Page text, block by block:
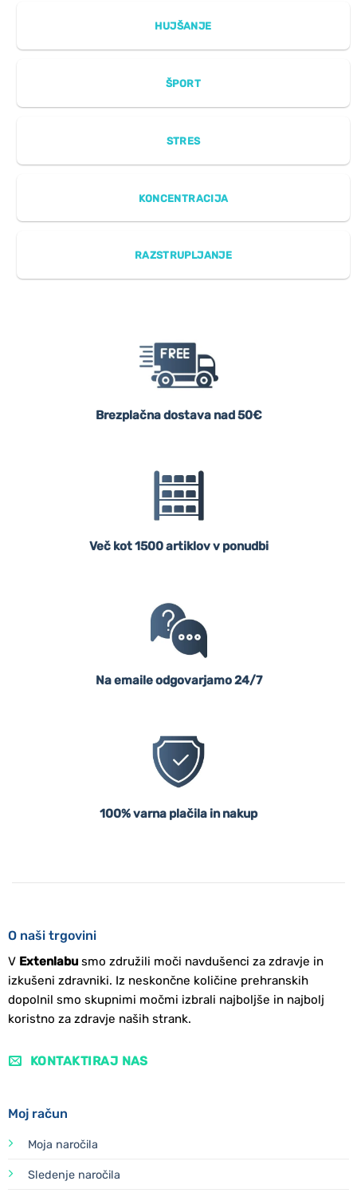
HUJŠANJE
ŠPORT
STRES
KONCENTRACIJA
RAZSTRUPLJANJE
Brezplačna dostava nad 50€
Več kot 1500 artiklov v ponudbi
Na emaile odgovarjamo 24/7
100% varna plačila in nakup
O naši trgovini
V Extenlabusmo združili moči navdušenci za zdravje in
izkušeni zdravniki. Iz neskončne količine prehranskih
dopolnil smo skupnimi močmi izbrali najboljše in najbolj
koristno za zdravje naših strank.
KONTAKTIRAJ NAS
Moj račun
Moja naročila
Sledenje naročila